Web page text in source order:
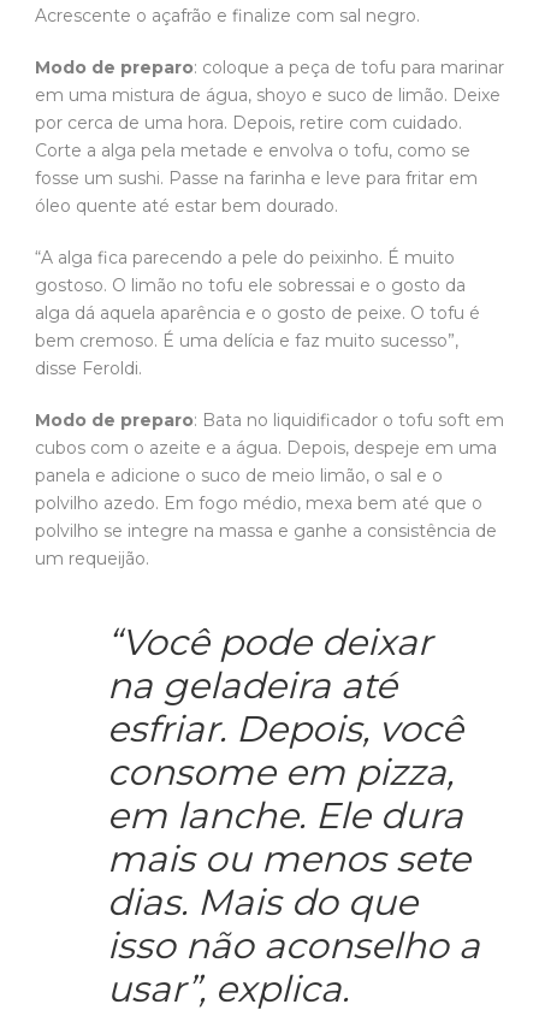
Acrescente o açafrão e finalize com sal negro.
Modo de preparo: coloque a peça de tofu para marinar
em uma mistura de água, shoyo e suco de limão. Deixe
por cerca de uma hora. Depois, retire com cuidado.
Corte a alga pela metade e envolva o tofu, como se
fosse um sushi. Passe na farinha e leve para fritar em
óleo quente até estar bem dourado.
“A alga fica parecendo a pele do peixinho. É muito
gostoso. O limão no tofu ele sobressai e o gosto da
alga dá aquela aparência e o gosto de peixe. O tofu é
bem cremoso. É uma delícia e faz muito sucesso”,
disse Feroldi.
Modo de preparo: Bata no liquidificador o tofu soft em
cubos com o azeite e a água. Depois, despeje em uma
panela e adicione o suco de meio limão, o sal e o
polvilho azedo. Em fogo médio, mexa bem até que o
polvilho se integre na massa e ganhe a consistência de
um requeijão.
“Você pode deixar
na geladeira até
esfriar. Depois, você
consome em pizza,
em lanche. Ele dura
mais ou menos sete
dias. Mais do que
isso não aconselho a
usar”, explica.